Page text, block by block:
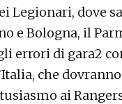
Legionari, dove
e Bologna, il
errori di gara2
che
ai